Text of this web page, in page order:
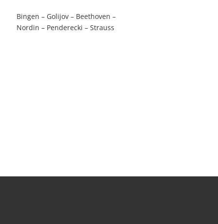
Bingen – Golijov – Beethoven –
Nordin – Penderecki – Strauss